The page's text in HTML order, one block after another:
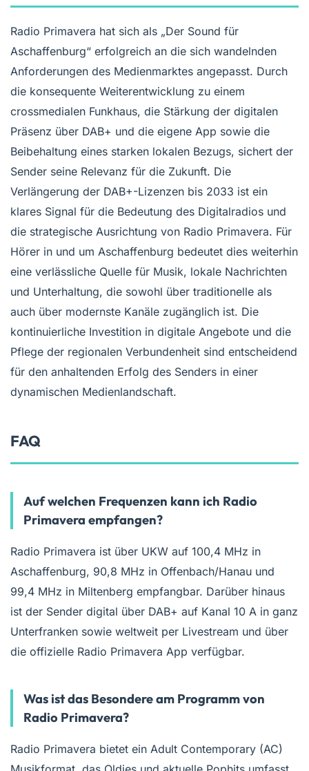
Radio Primavera hat sich als „Der Sound für
Aschaffenburg“ erfolgreich an die sich wandelnden
Anforderungen des Medienmarktes angepasst. Durch
die konsequente Weiterentwicklung zu einem
crossmedialen Funkhaus, die Stärkung der digitalen
Präsenz über DAB+ und die eigene App sowie die
Beibehaltung eines starken lokalen Bezugs, sichert der
Sender seine Relevanz für die Zukunft. Die
Verlängerung der DAB+-Lizenzen bis 2033 ist ein
klares Signal für die Bedeutung des Digitalradios und
die strategische Ausrichtung von Radio Primavera. Für
Hörer in und um Aschaffenburg bedeutet dies weiterhin
eine verlässliche Quelle für Musik, lokale Nachrichten
und Unterhaltung, die sowohl über traditionelle als
auch über modernste Kanäle zugänglich ist. Die
kontinuierliche Investition in digitale Angebote und die
Pflege der regionalen Verbundenheit sind entscheidend
für den anhaltenden Erfolg des Senders in einer
dynamischen Medienlandschaft.
FAQ
Auf welchen Frequenzen kann ich Radio
Primavera empfangen?
Radio Primavera ist über UKW auf 100,4 MHz in
Aschaffenburg, 90,8 MHz in Offenbach/Hanau und
99,4 MHz in Miltenberg empfangbar. Darüber hinaus
ist der Sender digital über DAB+ auf Kanal 10 A in ganz
Unterfranken sowie weltweit per Livestream und über
die offizielle Radio Primavera App verfügbar.
Was ist das Besondere am Programm von
Radio Primavera?
Radio Primavera bietet ein Adult Contemporary (AC)